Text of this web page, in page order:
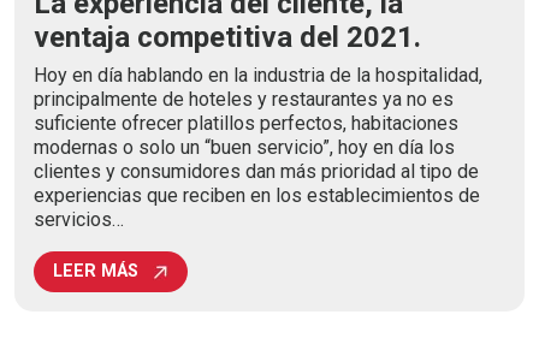
ventaja competitiva del 2021.
Hoy en día hablando en la industria de la hospitalidad,
principalmente de hoteles y restaurantes ya no es
suficiente ofrecer platillos perfectos, habitaciones
modernas o solo un “buen servicio”, hoy en día los
clientes y consumidores dan más prioridad al tipo de
experiencias que reciben en los establecimientos de
servicios…
LEER MÁS